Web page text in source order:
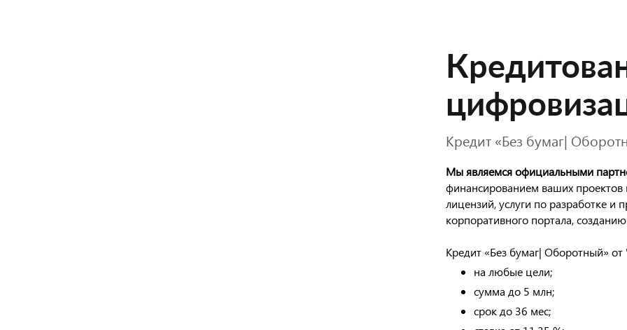
Кредит «Без бумаг|
Мы являемся официальными
финансированием ваших
лицензий, услуги по разработке и
корпоративного портала,
Кредит «Без бумаг| Оборотный»
на любые цели;
сумма до 5 млн;
срок до 36 мес;